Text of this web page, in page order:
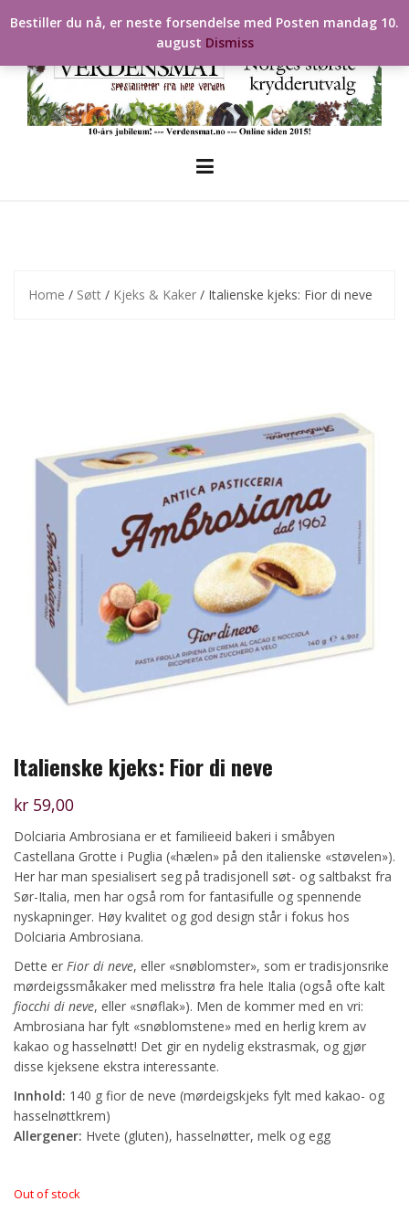
to
Home / Søtt / Kjeks & Kaker / Italienske kjeks: Fior di neve
Italienske kjeks: Fior di neve
kr 59,00
Dolciaria Ambrosiana er et familieeid bakeri i småbyen
Castellana Grotte i Puglia («hælen» på den italienske «støvelen»).
Her har man spesialisert seg på tradisjonell søt- og saltbakst fra
Sør-Italia, men har også rom for fantasifulle og spennende
nyskapninger. Høy kvalitet og god design står i fokus hos
Dolciaria Ambrosiana.
Dette er Fior di neve, eller «snøblomster», som er tradisjonsrike
mørdeigssmåkaker med melisstrø fra hele Italia (også ofte kalt
fiocchi di neve, eller «snøflak»). Men de kommer med en vri:
Ambrosiana har fylt «snøblomstene» med en herlig krem av
kakao og hasselnøtt! Det gir en nydelig ekstrasmak, og gjør
disse kjeksene ekstra interessante.
Innhold: 140 g fior de neve (mørdeigskjeks fylt med kakao- og
hasselnøttkrem)
Allergener: Hvete (gluten), hasselnøtter, melk og egg
Out of stock
Bestiller du nå, er neste forsendelse med Posten mandag 10.
august Dismiss